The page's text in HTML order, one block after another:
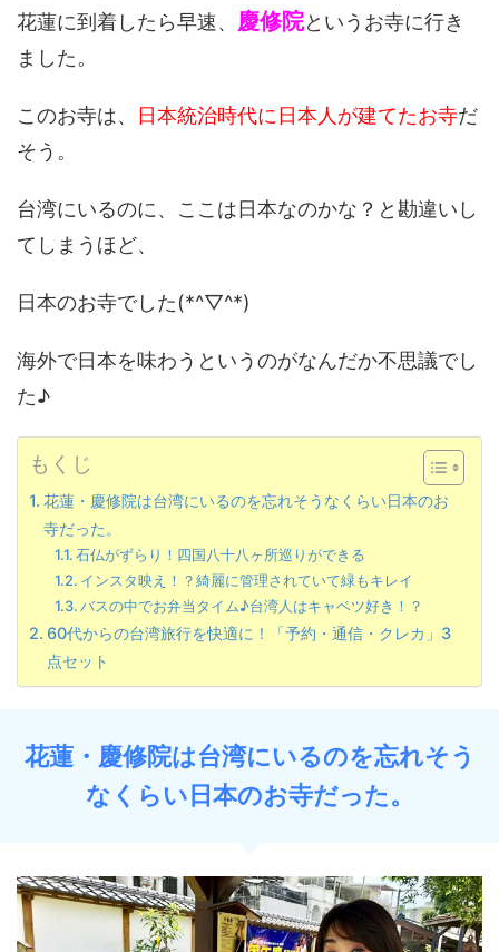
花蓮に到着したら早速、 慶修院というお寺に行き
ました。
このお寺は、 日本統治時代に日本人が建てたお寺だ
そう。
台湾にいるのに、ここは日本なのかな？と勘違いし
てしまうほど、
日本のお寺でした(*^▽^*)
海外で日本を味わうというのがなんだか不思議でし
た♪
もくじ
花蓮・慶修院は台湾にいるのを忘れそうなくらい日本のお
寺だった。
石仏がずらり！四国八十八ヶ所巡りができる
インスタ映え！？綺麗に管理されていて緑もキレイ
バスの中でお弁当タイム♪台湾人はキャベツ好き！？
60代からの台湾旅行を快適に！「予約・通信・クレカ」3
点セット
花蓮・慶修院は台湾にいるのを忘れそう
なくらい日本のお寺だった。